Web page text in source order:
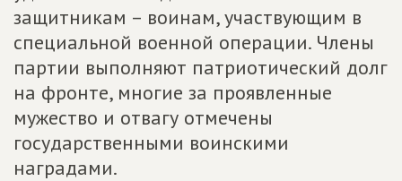
защитникам – воинам, участвующим в
специальной военной операции. Члены
партии выполняют патриотический долг
на фронте, многие за проявленные
мужество и отвагу отмечены
государственными воинскими
наградами.